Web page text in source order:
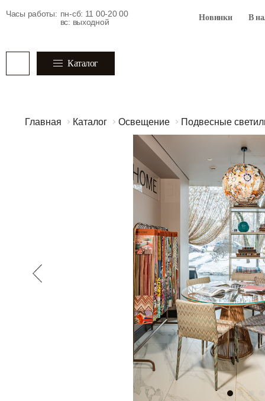
Часы работы: пн-сб: 11 00-20 00
вс: выходной
Новинки В
Каталог
Главная Каталог Освещение Подвесные